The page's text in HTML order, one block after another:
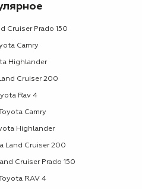
Cruiser Prado 150
Camry
Highlander
Cruiser 200
Rav 4
Camry
Highlander
Land Cruiser 200
Cruiser Prado 150
RAV 4